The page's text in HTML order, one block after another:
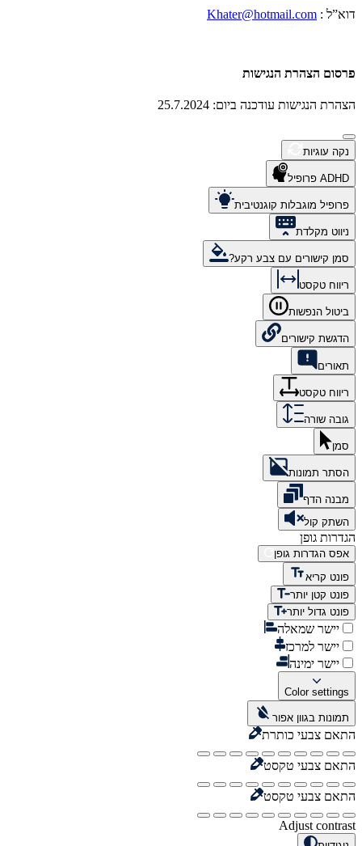
דוא”ל : Khater@hotmail.com
פרסום הצהרת הנגישות
הצהרת הנגישות עודכנה ביום: 25.7.2024
נקה עוגיות
ADHD פרופיל
פרופיל מוגבלות קוגנטיבית
ניווט מקלדת
סמן קישורים עם צבע רקע?
ריווח טקסט
ביטול הנפשות
הדגשת קישורים
תאורים
ריווח טקסט
גובה שורה
סמן
הסתר תמונות
מבנה הדף
השתק קול
הגדרות גופן
אפס הגדרות גופן
פונט קריא
פונט קטן יותר
פונט גדול יותר
יישר שמאלה
יישר למרכז
יישר ימינה
Color settings
תמונות בגוון אפור
התאם צבעי כותרת
התאם צבעי טקסט
התאם צבעי טקסט
Adjust contrast